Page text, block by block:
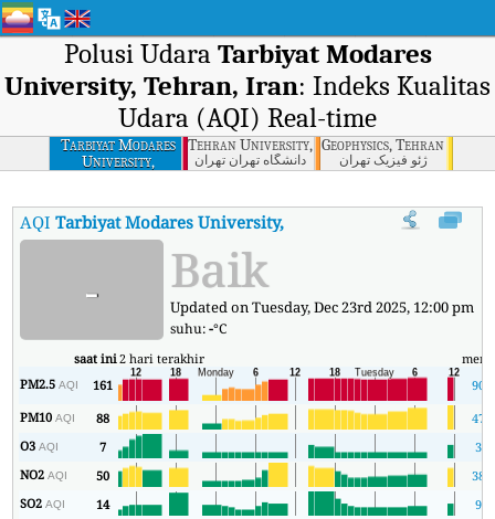
Polusi Udara Tarbiyat Modares
University, Tehran, Iran: Indeks Kualitas
Udara (AQI) Real-time
Tarbiyat Modares
University,
Tehran, Iran
Tehran University, Tehran
دانشگاه تهران تهران
Geophysics, Tehran
ژئو فیزیک تهران
AQITarbiyat Modares University, Tehran, Iran Indeks
- Baik
Updated on Tuesday, Dec 23rd 2025, 12:00 pm
suhu:-°C
saat ini2 hari terakhir
PM2.5AQI 161
90
PM10AQI 88
47
O3AQI 7
3
NO2AQI 50
38
SO2AQI 14
9